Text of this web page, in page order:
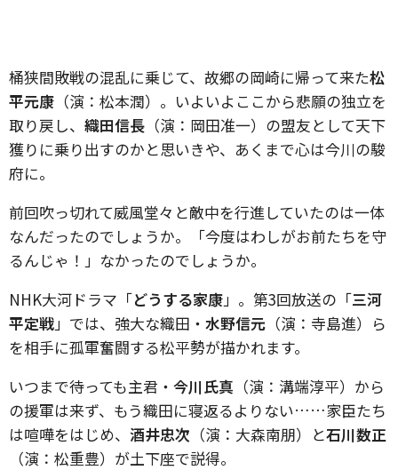
桶狭間敗戦の混乱に乗じて、故郷の岡崎に帰って来た松
平元康 （演：松本潤）。いよいよここから悲願の独立を
取り戻し、 織田信長 （演：岡田准一）の盟友として天下
獲りに乗り出すのかと思いきや、あくまで心は今川の駿
府に。
前回吹っ切れて威風堂々と敵中を行進していたのは一体
なんだったのでしょうか。「今度はわしがお前たちを守
るんじゃ！」なかったのでしょうか。
NHK大河ドラマ「どうする家康」。第3回放送の「三河
平定戦」では、強大な織田・ 水野信元 （演：寺島進）ら
を相手に孤軍奮闘する松平勢が描かれます。
いつまで待っても主君・ 今川氏真 （演：溝端淳平）から
の援軍は来ず、もう織田に寝返るよりない……家臣たち
は喧嘩をはじめ、 酒井忠次 （演：大森南朋）と石川数正
（演：松重豊）が土下座で説得。